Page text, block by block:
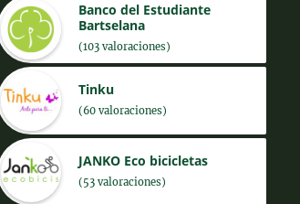
Banco del Estudiante
Bartselana
(103 valoraciones)
Tinku
(60 valoraciones)
JANKO Eco bicicletas
(53 valoraciones)